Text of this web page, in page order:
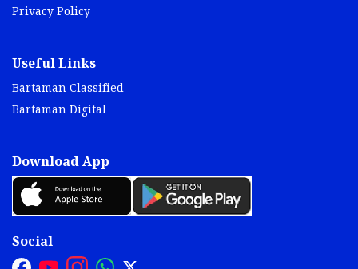
Privacy Policy
Useful Links
Bartaman Classified
Bartaman Digital
Download App
Social